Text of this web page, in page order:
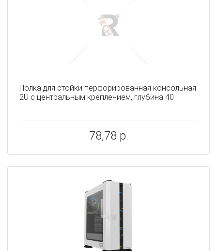
Полка для стойки перфорированная консольная
2U с центральным креплением, глубина 40
78,78 р.